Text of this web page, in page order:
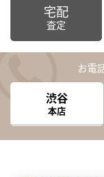
宅配
査定
お電
渋谷
本店